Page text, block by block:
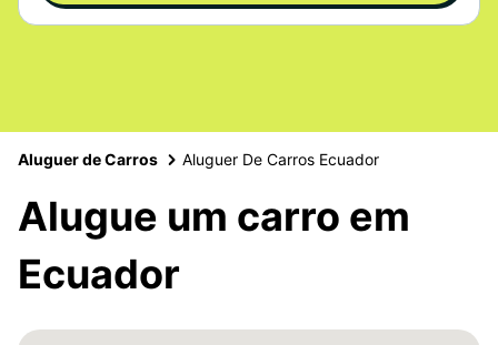
Aluguer de Carros Aluguer De Carros Ecuador
Alugue um carro em
Ecuador